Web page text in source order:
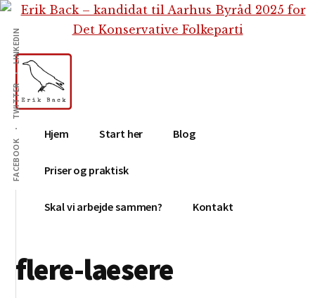
Skip
indhold
Gå
primær
sidebar
Skip
footer
Additional
menu
FACEBOOK
TWITTER
LINKEDIN
Erik
Back
Tekstforfatter,
content
creation,
blog,
medier
Hjem Start her Blog
Priser og praktisk
Skal vi arbejde sammen? Kontakt
flere-laesere